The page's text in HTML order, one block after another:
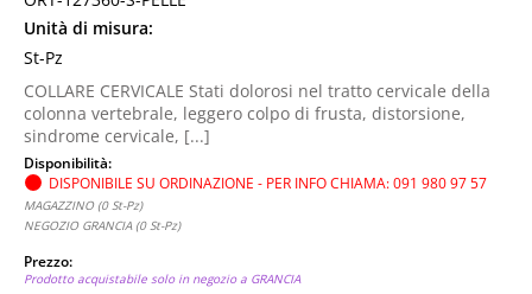
Unità di misura:
St-Pz
COLLARE CERVICALE Stati dolorosi nel tratto cervicale della
colonna vertebrale, leggero colpo di frusta, distorsione,
sindrome cervicale, [...]
Disponibilità:
DISPONIBILE SU ORDINAZIONE - PER INFO CHIAMA: 091 980 97 57
MAGAZZINO (0 St-Pz)
NEGOZIO GRANCIA (0 St-Pz)
Prezzo:
Prodotto acquistabile solo in negozio a GRANCIA